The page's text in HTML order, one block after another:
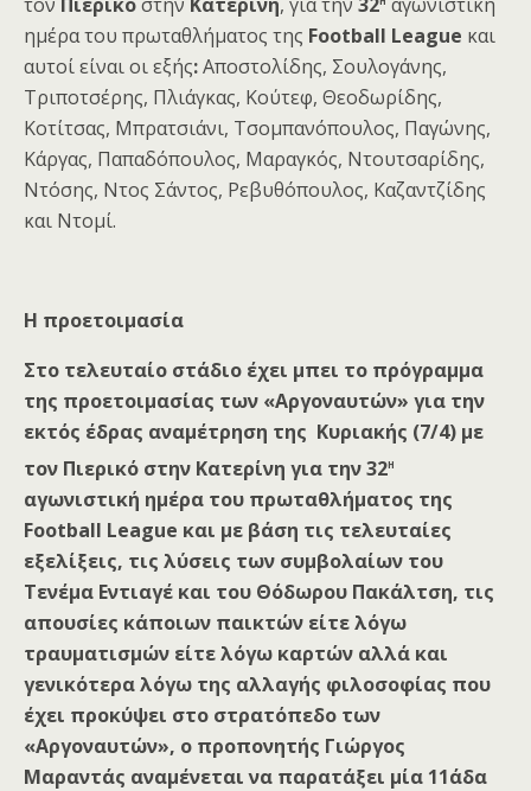
τον Πιερικόστην Κατερίνη, για την 32 αγωνιστική
ημέρα του πρωταθλήματος της Football League και
αυτοί είναι οι εξής:Αποστολίδης, Σουλογάνης,
Τριποτσέρης, Πλιάγκας, Κούτεφ, Θεοδωρίδης,
Κοτίτσας, Μπρατσιάνι, Τσομπανόπουλος, Παγώνης,
Κάργας, Παπαδόπουλος, Μαραγκός, Ντουτσαρίδης,
Ντόσης, Ντος Σάντος, Ρεβυθόπουλος, Καζαντζίδης
και Ντομί.
H προετοιμασία
Στο τελευταίο στάδιο έχει μπει το πρόγραμμα
της προετοιμασίας των «Αργοναυτών» για την
εκτός έδρας αναμέτρηση της Κυριακής (7/4) με
τον Πιερικό στην Κατερίνη για την 32η
αγωνιστική ημέρα του πρωταθλήματος της
Football League και με βάση τις τελευταίες
εξελίξεις, τις λύσεις των συμβολαίων του
Τενέμα Εντιαγέ και του Θόδωρου Πακάλτση, τις
απουσίες κάποιων παικτών είτε λόγω
τραυματισμών είτε λόγω καρτών αλλά και
γενικότερα λόγω της αλλαγής φιλοσοφίας που
έχει προκύψει στο στρατόπεδο των
«Αργοναυτών», ο προπονητής Γιώργος
Μαραντάς αναμένεται να παρατάξει μία 11άδα